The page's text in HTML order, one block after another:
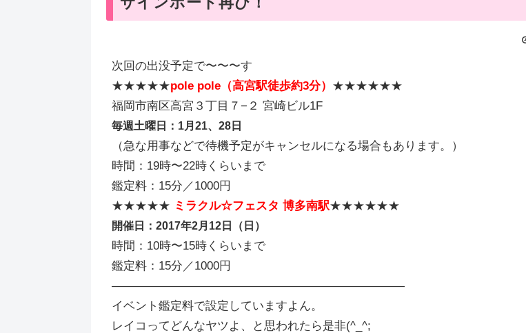
次回の出没予定で〜〜〜す
★★★★★pole pole（高宮駅徒歩約3分） ★★★★★★
福岡市南区高宮３丁目７−２ 宮崎ビル1F
毎週土曜日：1月21、28日
（急な用事などで待機予定がキャンセルになる場合もあります。）
時間：19時〜22時くらいまで
鑑定料：15分／1000円
★★★★★ ミラクル☆フェスタ 博多南駅★★★★★★
開催日：2017年2月12日（日）
時間：10時〜15時くらいまで
鑑定料：15分／1000円
―――――――――――――――――――――――――
イベント鑑定料で設定していますよん。
レイコってどんなヤツよ、と思われたら是非(^_^;